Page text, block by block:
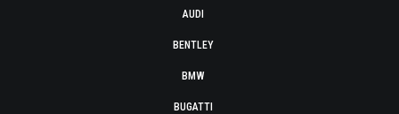
AUDI
BENTLEY
BMW
BUGATTI